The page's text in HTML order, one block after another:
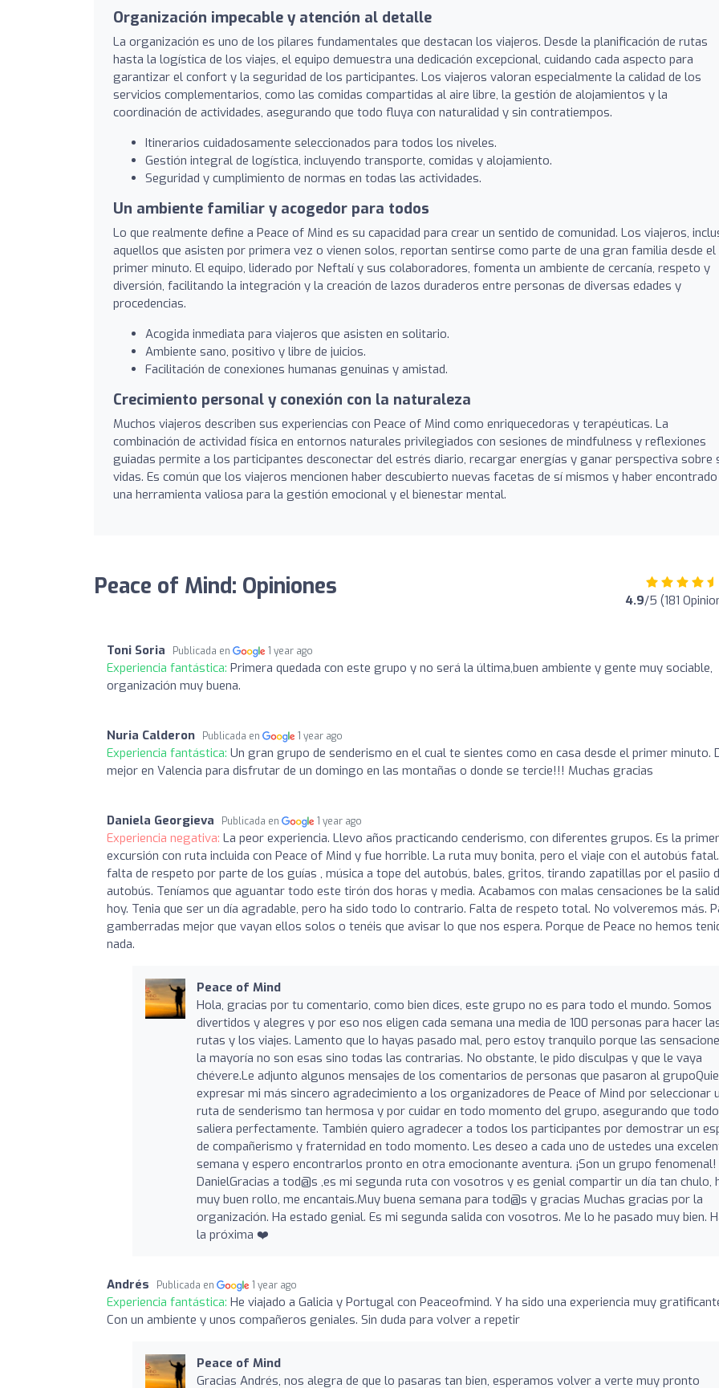
Organización impecable y atención al detalle
La organización es uno de los pilares fundamentales que destacan los viajeros. Desde la planificación de rutas
hasta la logística de los viajes, el equipo demuestra una dedicación excepcional, cuidando cada aspecto para
garantizar el confort y la seguridad de los participantes. Los viajeros valoran especialmente la calidad de los
servicios complementarios, como las comidas compartidas al aire libre, la gestión de alojamientos y la
coordinación de actividades, asegurando que todo fluya con naturalidad y sin contratiempos.
Itinerarios cuidadosamente seleccionados para todos los niveles.
Gestión integral de logística, incluyendo transporte, comidas y alojamiento.
Seguridad y cumplimiento de normas en todas las actividades.
Un ambiente familiar y acogedor para todos
Lo que realmente define a Peace of Mind es su capacidad para crear un sentido de comunidad. Los viajeros,
aquellos que asisten por primera vez o vienen solos, reportan sentirse como parte de una gran familia desde el
primer minuto. El equipo, liderado por Neftalí y sus colaboradores, fomenta un ambiente de cercanía, respeto y
diversión, facilitando la integración y la creación de lazos duraderos entre personas de diversas edades y
procedencias.
Acogida inmediata para viajeros que asisten en solitario.
Ambiente sano, positivo y libre de juicios.
Facilitación de conexiones humanas genuinas y amistad.
Crecimiento personal y conexión con la naturaleza
Muchos viajeros describen sus experiencias con Peace of Mind como enriquecedoras y terapéuticas. La
combinación de actividad física en entornos naturales privilegiados con sesiones de mindfulness y reflexiones
guiadas permite a los participantes desconectar del estrés diario, recargar energías y ganar perspectiva sobre
vidas. Es común que los viajeros mencionen haber descubierto nuevas facetas de sí mismos y haber encontrado
una herramienta valiosa para la gestión emocional y el bienestar mental.
Peace of Mind: Opiniones 4.9/5 (181
Toni Soria Publicada en 1 year ago
Experiencia fantástica: Primera quedada con este grupo y no será la última,buen ambiente y gente muy sociable,
organización muy buena.
Nuria Calderon Publicada en 1 year ago
Experiencia fantástica: Un gran grupo de senderismo en el cual te sientes como en casa desde el primer minuto.
mejor en Valencia para disfrutar de un domingo en las montañas o donde se tercie!!! Muchas gracias
Daniela Georgieva Publicada en 1 year ago
Experiencia negativa: La peor experiencia. Llevo años practicando cenderismo, con diferentes grupos. Es la
excursión con ruta incluida con Peace of Mind y fue horrible. La ruta muy bonita, pero el viaje con el autobús
falta de respeto por parte de los guías , música a tope del autobús, bales, gritos, tirando zapatillas por el pasiio
autobús. Teníamos que aguantar todo este tirón dos horas y media. Acabamos con malas censaciones be la
hoy. Tenia que ser un día agradable, pero ha sido todo lo contrario. Falta de respeto total. No volveremos más.
gamberradas mejor que vayan ellos solos o tenéis que avisar lo que nos espera. Porque de Peace no hemos
nada.
Peace of Mind
Hola, gracias por tu comentario, como bien dices, este grupo no es para todo el mundo. Somos
divertidos y alegres y por eso nos eligen cada semana una media de 100 personas para hacer
rutas y los viajes. Lamento que lo hayas pasado mal, pero estoy tranquilo porque las
la mayoría no son esas sino todas las contrarias. No obstante, le pido disculpas y que le vaya
chévere.Le adjunto algunos mensajes de los comentarios de personas que pasaron al
expresar mi más sincero agradecimiento a los organizadores de Peace of Mind por seleccionar
ruta de senderismo tan hermosa y por cuidar en todo momento del grupo, asegurando que todo
saliera perfectamente. También quiero agradecer a todos los participantes por demostrar un
de compañerismo y fraternidad en todo momento. Les deseo a cada uno de ustedes una
semana y espero encontrarlos pronto en otra emocionante aventura. ¡Son un grupo fenomenal!
DanielGracias a tod@s ,es mi segunda ruta con vosotros y es genial compartir un día tan chulo,
muy buen rollo, me encantais.Muy buena semana para tod@s y gracias Muchas gracias por la
organización. Ha estado genial. Es mi segunda salida con vosotros. Me lo he pasado muy bien.
la próxima ❤️
Andrés Publicada en 1 year ago
Experiencia fantástica: He viajado a Galicia y Portugal con Peaceofmind. Y ha sido una experiencia muy
Con un ambiente y unos compañeros geniales. Sin duda para volver a repetir
Peace of Mind
Gracias Andrés, nos alegra de que lo pasaras tan bien, esperamos volver a verte muy pronto